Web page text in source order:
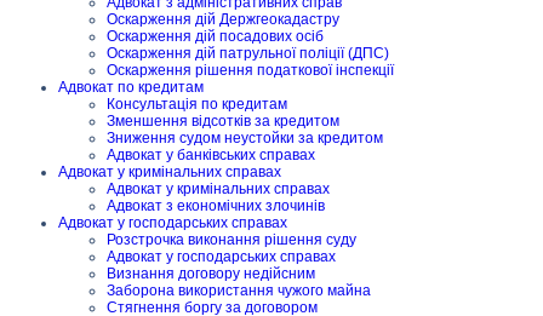
Оскарження дій Держгеокадастру
Оскарження дій посадових осіб
Оскарження дій патрульної поліції (ДПС)
Оскарження рішення податкової інспекції
Адвокат по кредитам
Консультація по кредитам
Зменшення відсотків за кредитом
Зниження судом неустойки за кредитом
Адвокат у банківських справах
Адвокат у кримінальних справах
Адвокат у кримінальних справах
Адвокат з економічних злочинів
Адвокат у господарських справах
Розстрочка виконання рішення суду
Адвокат у господарських справах
Визнання договору недійсним
Заборона використання чужого майна
Стягнення боргу за договором